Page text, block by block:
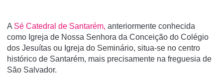
A Sé Catedral de Santarém, anteriormente conhecida
como Igreja de Nossa Senhora da Conceição do Colégio
dos Jesuí­tas ou Igreja do Seminário, situa-se no centro
histórico de Santarém, mais precisamente na freguesia de
São Salvador.